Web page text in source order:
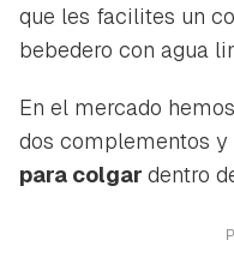
que les facilites un
bebedero con agua
En el mercado
dos complementos y
para colgar dentro